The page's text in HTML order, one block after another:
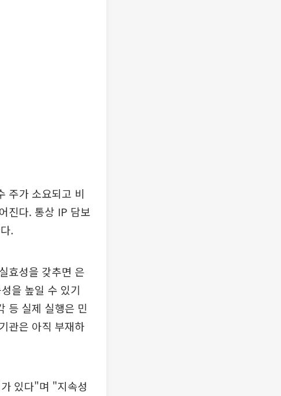
주가 소요되고 비
진다. 통상 IP 담보
.
효성을 갖추면 은
을 높일 수 있기
등 실제 실행은 민
관은 아직 부재하
있다"며 "지속성